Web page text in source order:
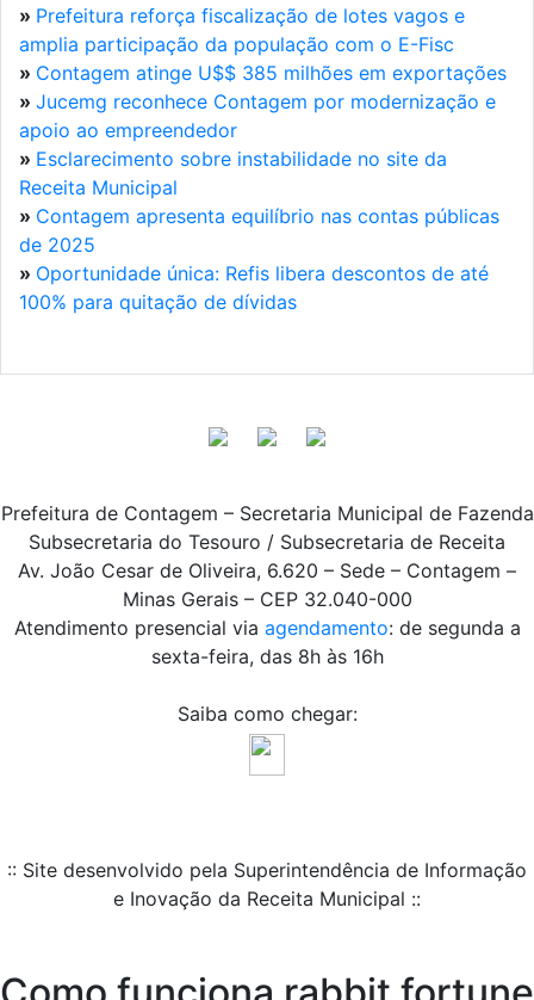
» Prefeitura reforça fiscalização de lotes vagos e
amplia participação da população com o E-Fisc
» Contagem atinge U$$ 385 milhões em exportações
» Jucemg reconhece Contagem por modernização e
apoio ao empreendedor
» Esclarecimento sobre instabilidade no site da
Receita Municipal
» Contagem apresenta equilíbrio nas contas públicas
de 2025
» Oportunidade única: Refis libera descontos de até
100% para quitação de dívidas
Prefeitura de Contagem – Secretaria Municipal de Fazenda
Subsecretaria do Tesouro / Subsecretaria de Receita
Av. João Cesar de Oliveira, 6.620 – Sede – Contagem –
Minas Gerais – CEP 32.040-000
Atendimento presencial via agendamento: de segunda a
sexta-feira, das 8h às 16h
Saiba como chegar:
:: Site desenvolvido pela Superintendência de Informação
e Inovação da Receita Municipal ::